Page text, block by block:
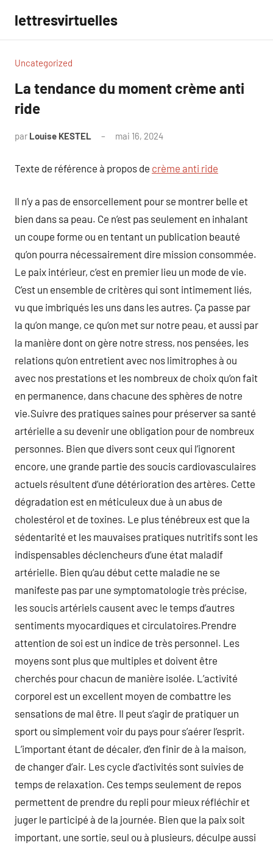
contenu
lettresvirtuelles
Uncategorized
La tendance du moment crème anti
ride
par Louise KESTEL mai 16, 2024
Texte de référence à propos de crème anti ride
Il n’y a pas de ensorcellement pour se montrer belle et
bien dans sa peau. Ce n’est pas seulement en inhalant
un coupe forme ou en tentant un publication beauté
qu’on pourra nécessairement dire mission consommée.
Le paix intérieur, c’est en premier lieu un mode de vie.
C’est un ensemble de critères qui sont intimement liés,
vu que imbriqués les uns dans les autres. Ça passe par
la qu’on mange, ce qu’on met sur notre peau, et aussi par
la manière dont on gère notre stress, nos pensées, les
relations qu’on entretient avec nos limitrophes à ou
avec nos prestations et les nombreux de choix qu’on fait
en permanence, dans chacune des sphères de notre
vie.Suivre des pratiques saines pour préserver sa santé
artérielle a su devenir une obligation pour de nombreux
personnes. Bien que divers sont ceux qui l’ignorent
encore, une grande partie des soucis cardiovasculaires
actuels résultent d’une détérioration des artères. Cette
dégradation est en méticuleux due à un abus de
cholestérol et de toxines. Le plus ténébreux est que la
sédentarité et les mauvaises pratiques nutritifs sont les
indispensables déclencheurs d’une état maladif
artérielle. Bien qu’au début cette maladie ne se
manifeste pas par une symptomatologie très précise,
les soucis artériels causent avec le temps d’autres
sentiments myocardiques et circulatoires.Prendre
attention de soi est un indice de très personnel. Les
moyens sont plus que multiples et doivent être
cherchés pour chacun de manière isolée. L’activité
corporel est un excellent moyen de combattre les
sensations de mal être. Il peut s’agir de pratiquer un
sport ou simplement voir du pays pour s’aérer l’esprit.
L’important étant de décaler, d’en finir de à la maison,
de changer d’air. Les cycle d’activités sont suivies de
temps de relaxation. Ces temps seulement de repos
permettent de prendre du repli pour mieux réfléchir et
juger le participé à de la journée. Bien que la paix soit
important, une sortie, seul ou à plusieurs, déculpe aussi